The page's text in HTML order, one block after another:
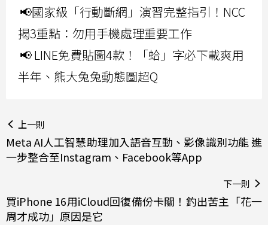
📢國家級「行動斷網」演習完整指引！NCC
揭3重點：勿用手機處理重要工作
📢 LINE免費貼圖4款！「蛤」字必下載爽用
半年、熊大兔兔動態圖超Q
上一則
Meta AI人工智慧助理加入語音互動、影像識別功能 進
一步整合至Instagram、Facebook等App
下一則
買iPhone 16用iCloud回復備份卡關！釣出苦主「花一
周才成功」原因是它